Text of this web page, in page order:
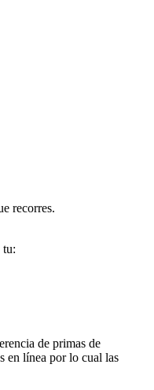
recorres.
tu:
de primas de
en línea por lo cual las